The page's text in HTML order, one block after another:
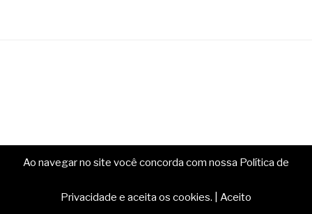
Ao navegar no site você concorda com nossa Política de
Privacidade e aceita os cookies. Aceito
reservados.